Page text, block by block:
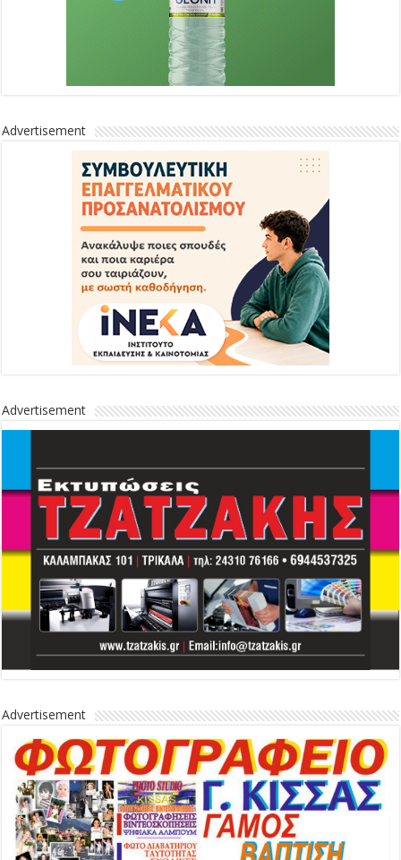
Advertisement
Advertisement
Advertisement